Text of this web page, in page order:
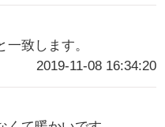
致します。
2019-11-08 16:34:20